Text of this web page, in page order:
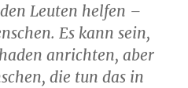
Leuten helfen –
Es kann sein,
anrichten, aber
die tun das in